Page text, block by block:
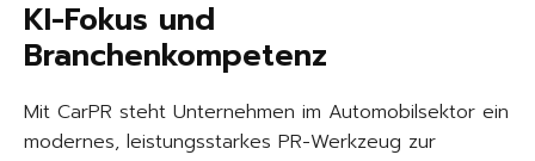
KI-Fokus und
Branchenkompetenz
Mit CarPR steht Unternehmen im Automobilsektor ein
modernes, leistungsstarkes PR-Werkzeug zur